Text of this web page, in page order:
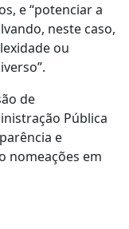
e “potenciar a
neste caso,
ou
de
Pública
e
nomeações em